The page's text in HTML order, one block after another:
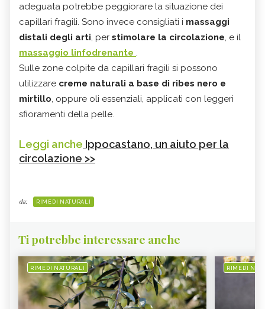
adeguata potrebbe peggiorare la situazione dei
capillari fragili. Sono invece consigliati i massaggi
distali degli arti, per stimolare la circolazione, e il
massaggio linfodrenante .
Sulle zone colpite da capillari fragili si possono
utilizzare creme naturali a base di ribes nero e
mirtillo, oppure oli essenziali, applicati con leggeri
sfioramenti della pelle.
Leggi anche Ippocastano, un aiuto per la
circolazione >>
da: RIMEDI NATURALI
Ti potrebbe interessare anche
RIMEDI NATURALI RIMEDI